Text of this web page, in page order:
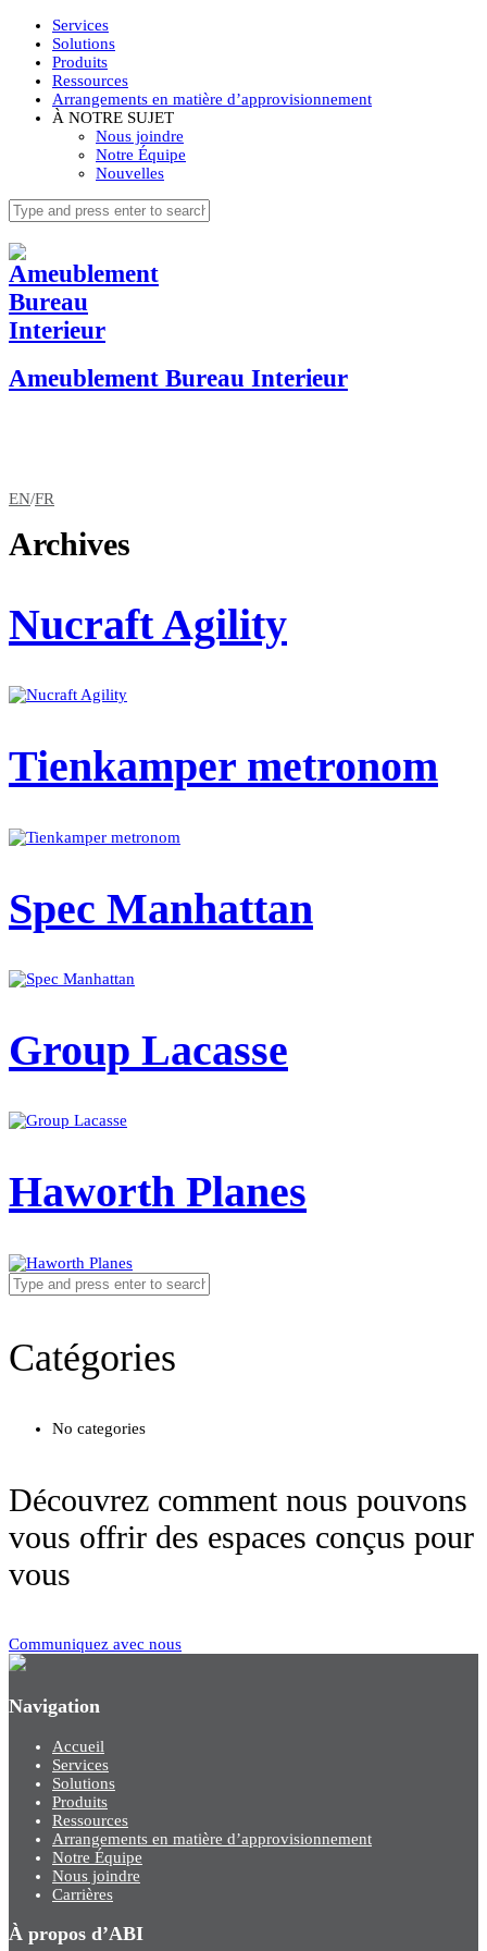
Services
Solutions
Produits
Ressources
Arrangements en matière d’approvisionnement
À NOTRE SUJET
Nous joindre
Notre Équipe
Nouvelles
Ameublement Bureau Interieur
EN/FR
Archives
Nucraft Agility
Tienkamper metronom
Spec Manhattan
Group Lacasse
Haworth Planes
Catégories
No categories
Découvrez comment nous pouvons
vous offrir des espaces conçus pour
vous
Communiquez avec nous
Navigation
Accueil
Services
Solutions
Produits
Ressources
Arrangements en matière d’approvisionnement
Notre Équipe
Nous joindre
Carrières
À propos d’ABI